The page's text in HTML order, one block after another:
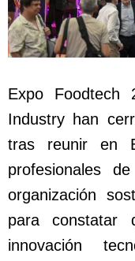
Expo Foodtech
Industry han
tras reunir en
profesionales
organización
para constatar
innovación